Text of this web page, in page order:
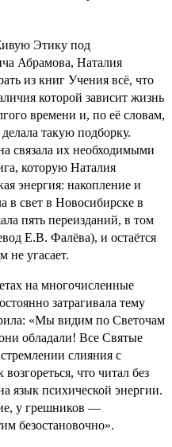
Этику под
Абрамова, Наталия
из книг Учения всё, что
которой зависит жизнь
времени и, по её словам,
такую подборку.
связала их необходимыми
которую Наталия
энергия: накопление и
в свет в Новосибирске в
пять переизданий, в том
Е.В. Фалёва), и остаётся
не угасает.
на многочисленные
затрагивала тему
«Мы видим по Светочам
обладали! Все Святые
слияния с
что читал без
язык психической энергии.
у грешников —
безостановочно».